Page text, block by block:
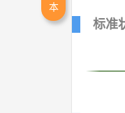
标准
本